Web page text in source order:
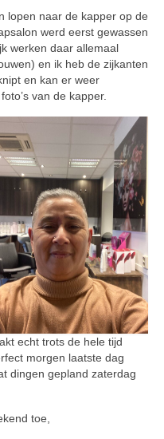
lopen naar de kapper op de
werd eerst gewassen
werken daar allemaal
en ik heb de zijkanten
en kan er weer
van de kapper.
echt trots de hele tijd
morgen laatste dag
dingen gepland zaterdag
toe,